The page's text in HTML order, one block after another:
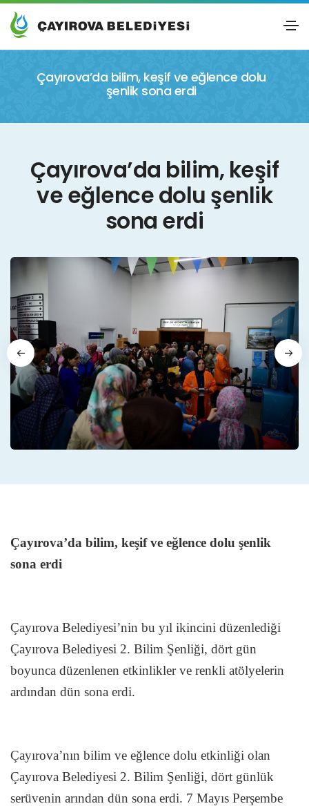
Çayırova’da bilim, keşif ve eğlence dolu
şenlik sona erdi
Çayırova’da bilim, keşif
ve eğlence dolu şenlik
sona erdi
Çayırova’da bilim, keşif ve eğlence dolu şenlik
sona erdi
Çayırova Belediyesi’nin bu yıl ikincini düzenlediği
Çayırova Belediyesi 2. Bilim Şenliği, dört gün
boyunca düzenlenen etkinlikler ve renkli atölyelerin
ardından dün sona erdi.
Çayırova’nın bilim ve eğlence dolu etkinliği olan
Çayırova Belediyesi 2. Bilim Şenliği, dört günlük
serüvenin arından dün sona erdi. 7 Mayıs Perşembe